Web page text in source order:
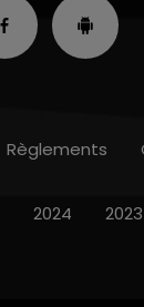
Règlements
2024 2023